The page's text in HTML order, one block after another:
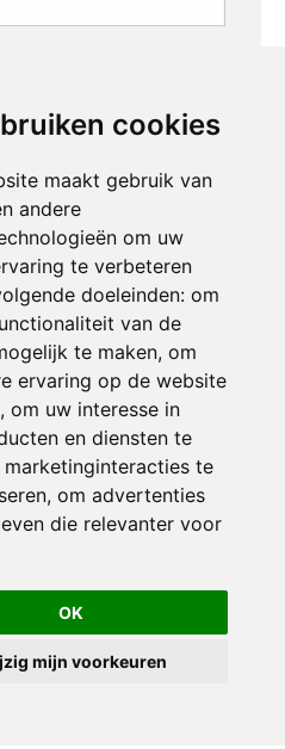
cookies
maakt gebruik van
andere
om uw
te verbeteren
doeleinden: om
van de
te maken, om
ervaring op de website
, om uw interesse in
en diensten te
marketinginteracties te
, om advertenties
die relevanter voor
OK
mijn voorkeuren